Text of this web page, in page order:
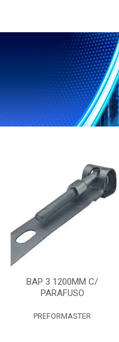
BAP 3 1200MM C/
PARAFUSO
PREFORMASTER